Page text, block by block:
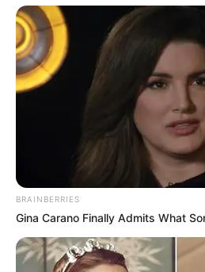
SHARE THIS Share it
BRAINBERRIES
Gina Carano Finally Admits What